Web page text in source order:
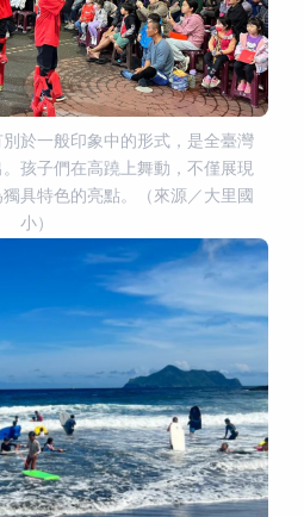
於一般印象中的形式，是全臺灣
孩子們在高蹺上舞動，不僅展現
具特色的亮點。（來源／大里國
小）